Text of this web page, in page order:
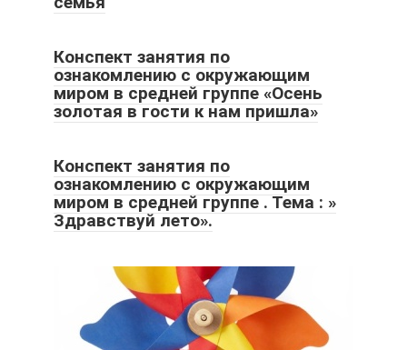
Конспект занятия по
ознакомлению с окружающим
миром в средней группе «Осень
золотая в гости к нам пришла»
Конспект занятия по
ознакомлению с окружающим
миром в средней группе . Тема : »
Здравствуй лето».